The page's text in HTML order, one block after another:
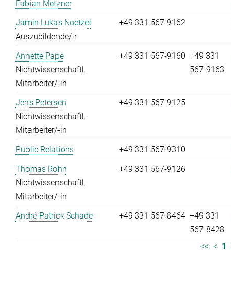
Fabian Metzner
Jamin Lukas Noetzel
Auszubildende/-r
+49 331 567-9162
Annette Pape
Nichtwissenschaftl.
Mitarbeiter/-in
+49 331 567-9160 +49 331
567-9163
Jens Petersen
Nichtwissenschaftl.
Mitarbeiter/-in
+49 331 567-9125
Public Relations +49 331 567-9310
Thomas Rohn
Nichtwissenschaftl.
Mitarbeiter/-in
+49 331 567-9126
André-Patrick Schade +49 331 567-8464 +49 331
567-8428
<< < 1